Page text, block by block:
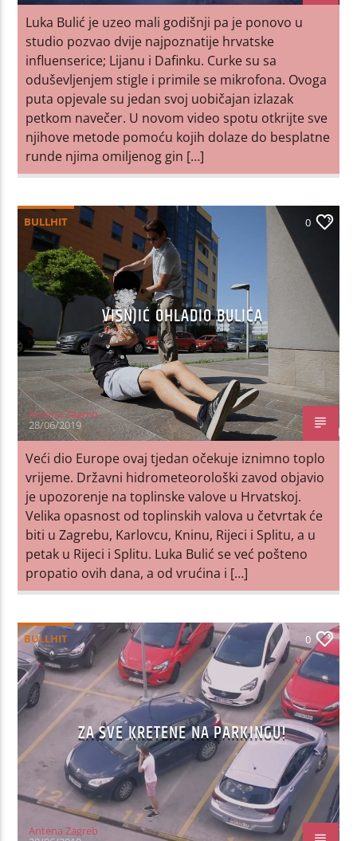
Luka Bulić je uzeo mali godišnji pa je ponovo u
studio pozvao dvije najpoznatije hrvatske
influenserice; Lijanu i Dafinku. Curke su sa
oduševljenjem stigle i primile se mikrofona. Ovoga
puta opjevale su jedan svoj uobičajan izlazak
petkom navečer. U novom video spotu otkrijte sve
njihove metode pomoću kojih dolaze do besplatne
runde njima omiljenog gin […]
BULLHIT 0
VIŠNJIĆ OHLADIO BULIĆA
Antena Zagreb
28/06/2019
Veći dio Europe ovaj tjedan očekuje iznimno toplo
vrijeme. Državni hidrometeorološki zavod objavio
je upozorenje na toplinske valove u Hrvatskoj.
Velika opasnost od toplinskih valova u četvrtak će
biti u Zagrebu, Karlovcu, Kninu, Rijeci i Splitu, a u
petak u Rijeci i Splitu. Luka Bulić se već pošteno
propatio ovih dana, a od vrućina i […]
BULLHIT 0
ZA SVE KRETENE NA PARKINGU!
Antena Zagreb